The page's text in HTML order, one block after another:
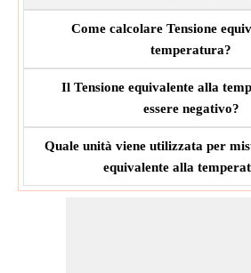
Come calcolare Tensione
temperatura?
Il Tensione equivalente alla
essere negativo?
Quale unità viene utilizzata per
equivalente alla